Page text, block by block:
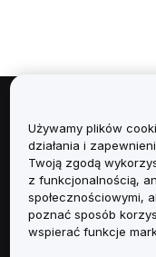
Informacje
Usługi
Obsługa
Używamy plików
działania i
Twoją zgodą
z funkcjonalnością,
społecznościowymi,
poznać sposób
wspierać funkcje